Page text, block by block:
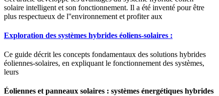
solaire intelligent et son fonctionnement. Il a été inventé pour être
plus respectueux de l''environnement et profiter aux
Exploration des systèmes hybrides éoliens-solaires :
Ce guide décrit les concepts fondamentaux des solutions hybrides
éoliennes-solaires, en expliquant le fonctionnement des systèmes,
leurs
Éoliennes et panneaux solaires : systèmes énergétiques hybrides